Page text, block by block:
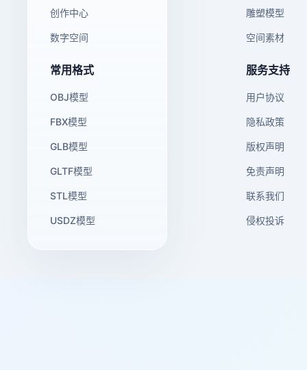
创作中心
数字空间
雕塑模型
空间素材
常用格式
OBJ模型
FBX模型
GLB模型
GLTF模型
STL模型
USDZ模型
服务支持
用户协议
隐私政策
版权声明
免责声明
联系我们
侵权投诉